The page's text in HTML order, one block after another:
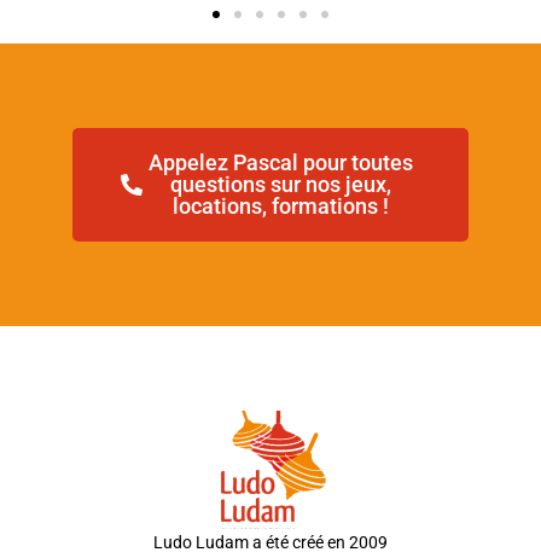
Appelez Pascal pour toutes
questions sur nos jeux,
locations, formations !
Ludo Ludam a été créé en 2009